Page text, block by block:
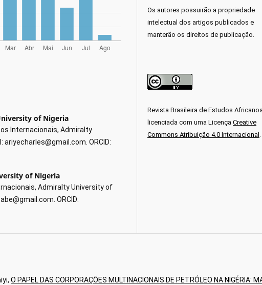
of Nigeria
Internacionais, Admiralty
ariyecharles@gmail.com. ORCID:
of Nigeria
Admiralty University of
ORCID:
Os autores possuirão a propriedade
intelectual dos artigos publicados e
manterão os direitos de publicação.
Revista Brasileira de Estudos
licenciada com uma LicençaCreative
Commons Atribuição 4.0 Internacional .
O PAPEL DAS CORPORAÇÕES MULTINACIONAIS DE PETRÓLEO NA NIGÉRIA: